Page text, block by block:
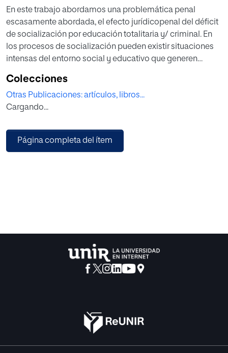
En este trabajo abordamos una problemática penal
escasamente abordada, el efecto jurídicopenal del déficit
de socialización por educación totalitaria y/ criminal. En
los procesos de socialización pueden existir situaciones
intensas del entorno social y educativo que generen
la norma, especialmente en contexto por educación
totalitaria y/o criminal imputable a terceros. La intensidad
de estos déficits puede llevar al sujeto a cometer delitos
en la mayoría edad. Hemos razonado que la intensidad de
los defectos educativos atribuible a tercero puede anular o
Colecciones
Otras Publicaciones: artículos, libros...
Cargando...
Página completa del ítem